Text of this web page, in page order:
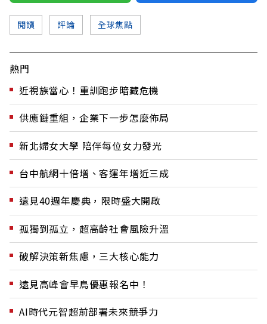
閱讀 評論 全球焦點
熱門
近視族當心！重訓跑步暗藏危機
供應鏈重組，企業下一步怎麼佈局
新北婦女大學 陪伴每位女力發光
台中航網十倍增、客運年增近三成
遠見40週年慶典，限時盛大開啟
孤獨到孤立，超高齡社會風險升溫
破解決策新焦慮，三大核心能力
遠見高峰會早鳥優惠報名中！
AI時代元智超前部署未來競爭力